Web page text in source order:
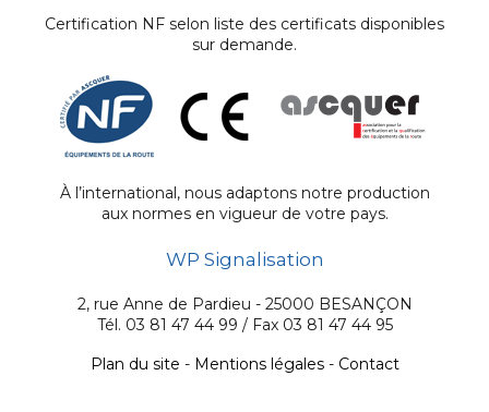
Certification NF selon liste des certificats disponibles
sur demande.
À l’international, nous adaptons notre production
aux normes en vigueur de votre pays.
WP Signalisation
2, rue Anne de Pardieu - 25000 BESANÇON
Tél. 03 81 47 44 99 / Fax 03 81 47 44 95
Plan du site - Mentions légales- Contact